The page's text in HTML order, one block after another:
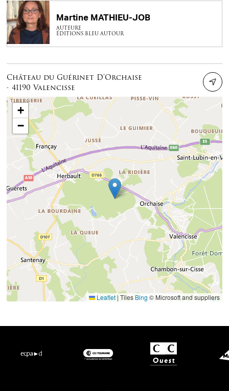
Martine MATHIEU-JOB
AUTEURE
ÉDITIONS BLEU AUTOUR
Château du Guérinet D'Orchaise
- 41190 Valencisse
+
−
Leaflet | Tiles Bing © Microsoft and suppliers